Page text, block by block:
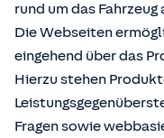
rund um das Fahrzeug
Die Webseiten
eingehend über das
Hierzu stehen
Fragen sowie